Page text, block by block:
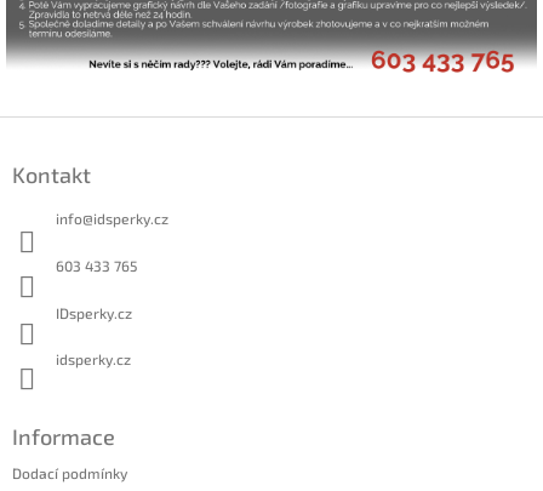
Kontakt
info@idsperky.cz
603 433 765
IDsperky.cz
idsperky.cz
Informace
Dodací podmínky